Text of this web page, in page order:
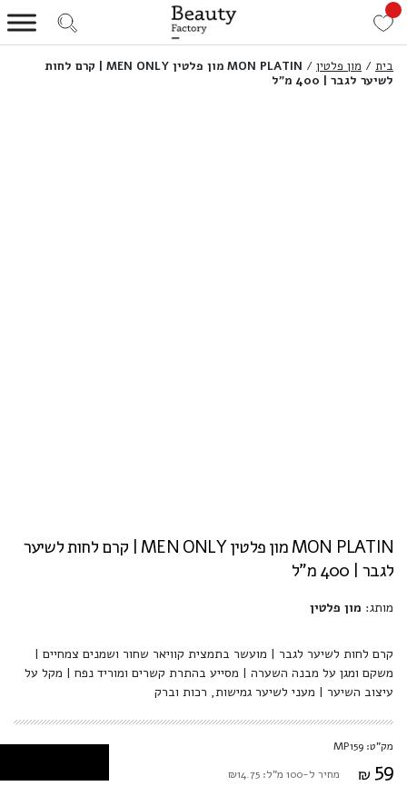
בית / מון פלטין /
MON PLATIN מון פלטין MEN ONLY | קרם לחות
לשיער לגבר | 400 מ”ל
MON PLATIN מון פלטין MEN ONLY | קרם לחות לשיער
לגבר | 400 מ"ל
מותג: מון פלטין
קרם לחות לשיער לגבר | מועשר בתמצית קוויאר שחור ושמנים צמחיים |
משקם ומגן על מבנה השערה | מסייע בהתרת קשרים ומוריד נפח | מקל על
עיצוב השיער | מעני לשיער גמישות, רכות וברק
מק"ט: MP159
₪ 59 מחיר ל-100 מ"ל: ₪14.75